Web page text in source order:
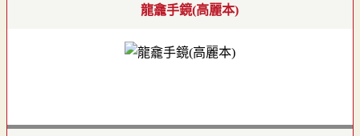
龍龕手鏡(高麗本)